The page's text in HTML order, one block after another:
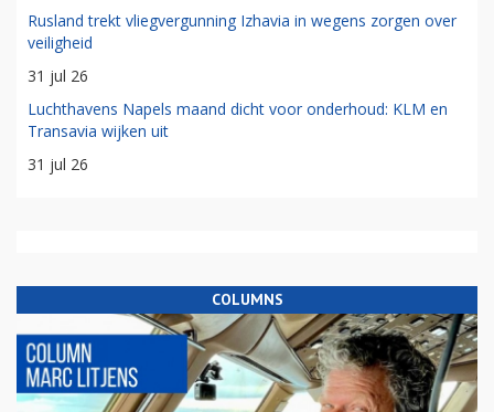
Rusland trekt vliegvergunning Izhavia in wegens zorgen over
veiligheid
31 jul 26
Luchthavens Napels maand dicht voor onderhoud: KLM en
Transavia wijken uit
31 jul 26
COLUMNS